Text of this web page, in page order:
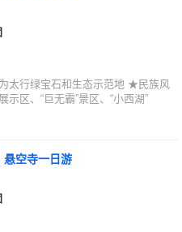
太行绿宝石和生态示范地 ★民族风
示区、“巨无霸”景区、“小西湖”
悬空寺一日游